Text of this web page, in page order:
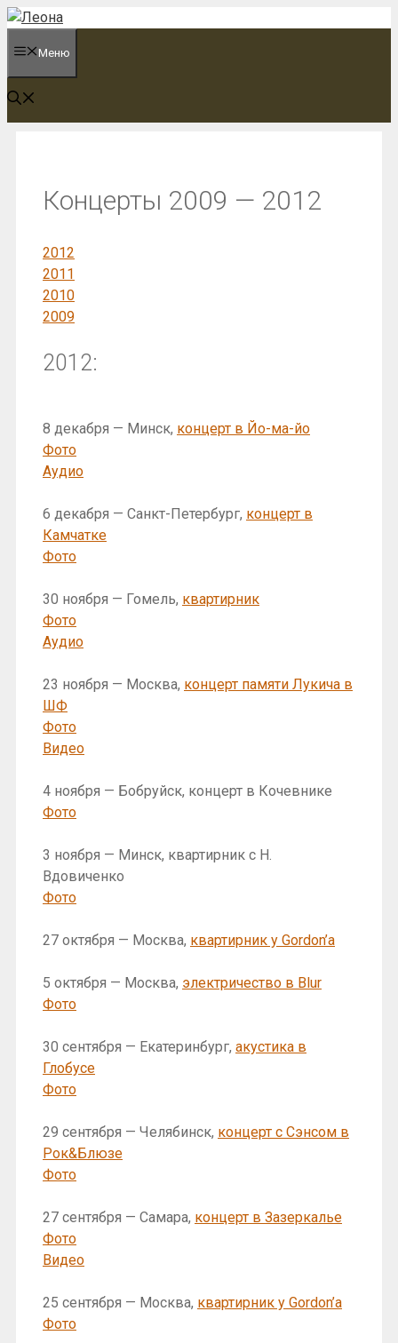
Перейти
содержимому
Меню
Концерты 2009 — 2012
2012
2011
2010
2009
2012:
8 декабря — Минск, концерт в Йо-ма-йо
Фото
Аудио
6 декабря — Санкт-Петербург, концерт в
Камчатке
Фото
30 ноября — Гомель, квартирник
Фото
Аудио
23 ноября — Москва, концерт памяти Лукича в
ШФ
Фото
Видео
4 ноября — Бобруйск, концерт в Кочевнике
Фото
3 ноября — Минск, квартирник с Н.
Вдовиченко
Фото
27 октября — Москва, квартирник у Gordon’a
5 октября — Москва, электричество в Blur
Фото
30 сентября — Екатеринбург, акустика в
Глобусе
Фото
29 сентября — Челябинск, концерт с Сэнсом в
Рок&Блюзе
Фото
27 сентября — Самара, концерт в Зазеркалье
Фото
Видео
25 сентября — Москва, квартирник у Gordon’a
Фото